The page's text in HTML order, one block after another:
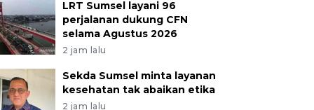
LRT Sumsel layani 96
perjalanan dukung CFN
selama Agustus 2026
2 jam lalu
Sekda Sumsel minta layanan
kesehatan tak abaikan etika
2 jam lalu